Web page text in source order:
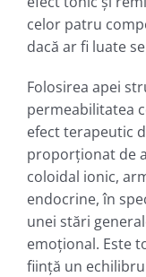
celor patru
dacă ar fi luate
Folosirea apei
permeabilitatea
efect terapeutic
proporţionat de
coloidal ionic,
endocrine, în
unei stări
emoţional. Este
fiinţă un